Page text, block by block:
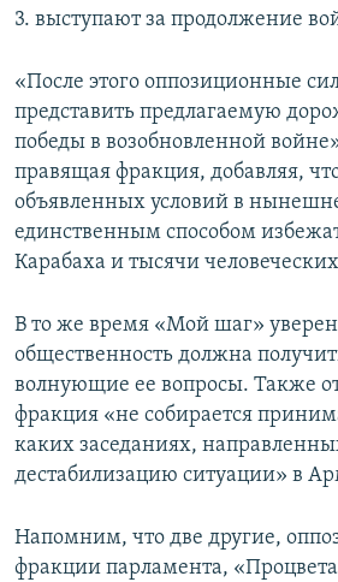
3. выступают за продолжение
«После этого оппозиционные
представить предлагаемую
победы в возобновленной
правящая фракция, добавляя,
объявленных условий в
единственным способом
Карабаха и тысячи
В то же время «Мой шаг»
общественность должна
волнующие ее вопросы. Также
фракция «не собирается
каких заседаниях,
дестабилизацию ситуации» в
Напомним, что две другие,
фракции парламента,